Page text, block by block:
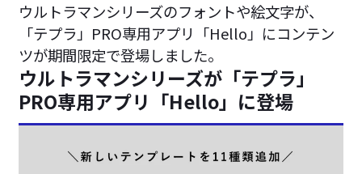
ウルトラマンシリーズのフォントや絵文字が、
「テプラ」PRO専用アプリ「Hello」にコンテン
ツが期間限定で登場しました。
ウルトラマンシリーズが「テプラ」
PRO専用アプリ「Hello」に登場